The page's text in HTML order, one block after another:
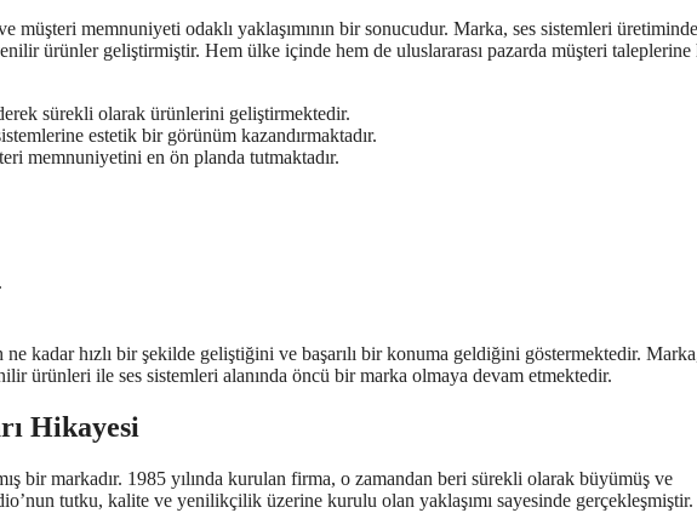
müşteri memnuniyeti odaklı yaklaşımının bir sonucudur. Marka, ses sistemleri
ürünler geliştirmiştir. Hem ülke içinde hem de uluslararası pazarda müşteri taleplerine
sürekli olarak ürünlerini geliştirmektedir.
estetik bir görünüm kazandırmaktadır.
memnuniyetini en ön planda tutmaktadır.
kadar hızlı bir şekilde geliştiğini ve başarılı bir konuma geldiğini göstermektedir.
ürünleri ile ses sistemleri alanında öncü bir marka olmaya devam etmektedir.
Hikayesi
bir markadır. 1985 yılında kurulan firma, o zamandan beri sürekli olarak büyümüş ve
tutku, kalite ve yenilikçilik üzerine kurulu olan yaklaşımı sayesinde gerçekleşmiştir.